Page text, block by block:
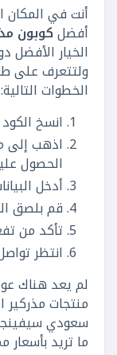
أنت في
أفضلكوبون
الخيار الأفضل
ولتتعرف على
الخطوات التالية:
انسخ
اذهب إلى
الحصول
أدخل
قم بلصق
تأكد من
انتظر
لم يعد هناك
منتجات مذركير
سعودي
ما تريد بأسعار